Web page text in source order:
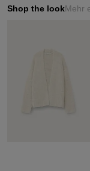
Shop the lookMehr